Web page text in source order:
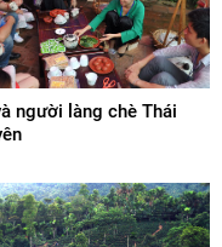
người làng chè Thái